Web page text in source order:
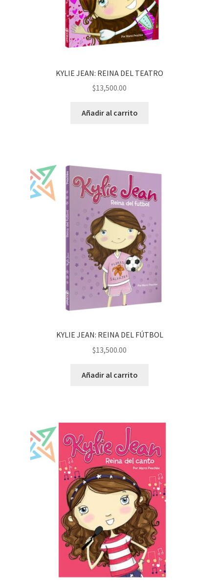
KYLIE JEAN: REINA DEL TEATRO
$13,500.00
Añadir al carrito
KYLIE JEAN: REINA DEL FÚTBOL
$13,500.00
Añadir al carrito